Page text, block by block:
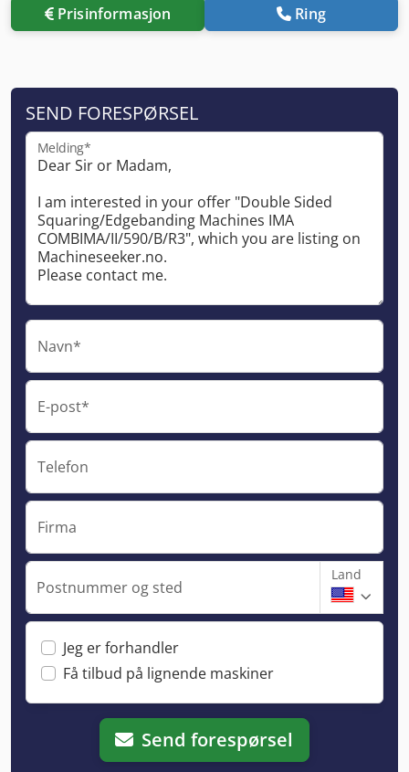
Prisinformasjon Ring
SEND FORESPØRSEL
Melding*
Navn*
E-post*
Telefon
Firma
Postnummer og sted
Land
Jeg er forhandler
Få tilbud på lignende maskiner
Send forespørsel